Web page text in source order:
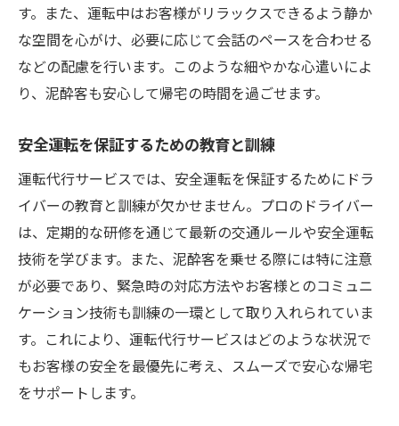
す。また、運転中はお客様がリラックスできるよう静か
な空間を心がけ、必要に応じて会話のペースを合わせる
などの配慮を行います。このような細やかな心遣いによ
り、泥酔客も安心して帰宅の時間を過ごせます。
安全運転を保証するための教育と訓練
運転代行サービスでは、安全運転を保証するためにドラ
イバーの教育と訓練が欠かせません。プロのドライバー
は、定期的な研修を通じて最新の交通ルールや安全運転
技術を学びます。また、泥酔客を乗せる際には特に注意
が必要であり、緊急時の対応方法やお客様とのコミュニ
ケーション技術も訓練の一環として取り入れられていま
す。これにより、運転代行サービスはどのような状況で
もお客様の安全を最優先に考え、スムーズで安心な帰宅
をサポートします。